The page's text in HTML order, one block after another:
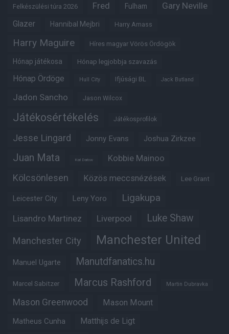
Felkészülési túra 2026 Fred Fulham Gary Neville
Glazer Hannibal Mejbri Harry Amass
Harry Maguire Híres magyar Vörös Ördögök
Hónap játékosa Hónap legjobbja szavazás
Hónap Ördöge Hull City Ifjúsági BL Jack Butland
Jadon Sancho Jason Wilcox
Játékosértékelés Játékosprofilok
Jesse Lingard Jonny Evans Joshua Zirkzee
Juan Mata Karl Darlow Kobbie Mainoo
Kölcsönlesen Közös meccsnézések Lee Grant
Leicester City Leny Yoro Ligakupa
Lisandro Martinez Liverpool Luke Shaw
Manchester City Manchester United
Manuel Ugarte Manutdfanatics.hu
Marcel Sabitzer Marcus Rashford Martin Dubravka
Mason Greenwood Mason Mount
Matheus Cunha Matthijs de Ligt